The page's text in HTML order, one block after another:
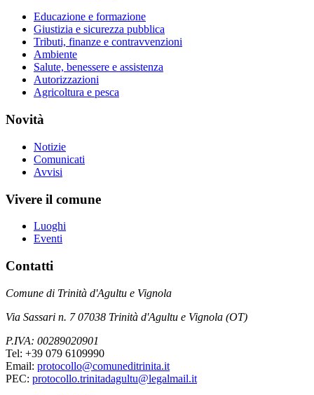
Educazione e formazione
Giustizia e sicurezza pubblica
Tributi, finanze e contravvenzioni
Ambiente
Salute, benessere e assistenza
Autorizzazioni
Agricoltura e pesca
Novità
Notizie
Comunicati
Avvisi
Vivere il comune
Luoghi
Eventi
Contatti
Comune di Trinità d'Agultu e Vignola
Via Sassari n. 7 07038 Trinità d'Agultu e Vignola (OT)
P.IVA: 00289020901
Tel: +39 079 6109990
Email: protocollo@comuneditrinita.it
PEC: protocollo.trinitadagultu@legalmail.it